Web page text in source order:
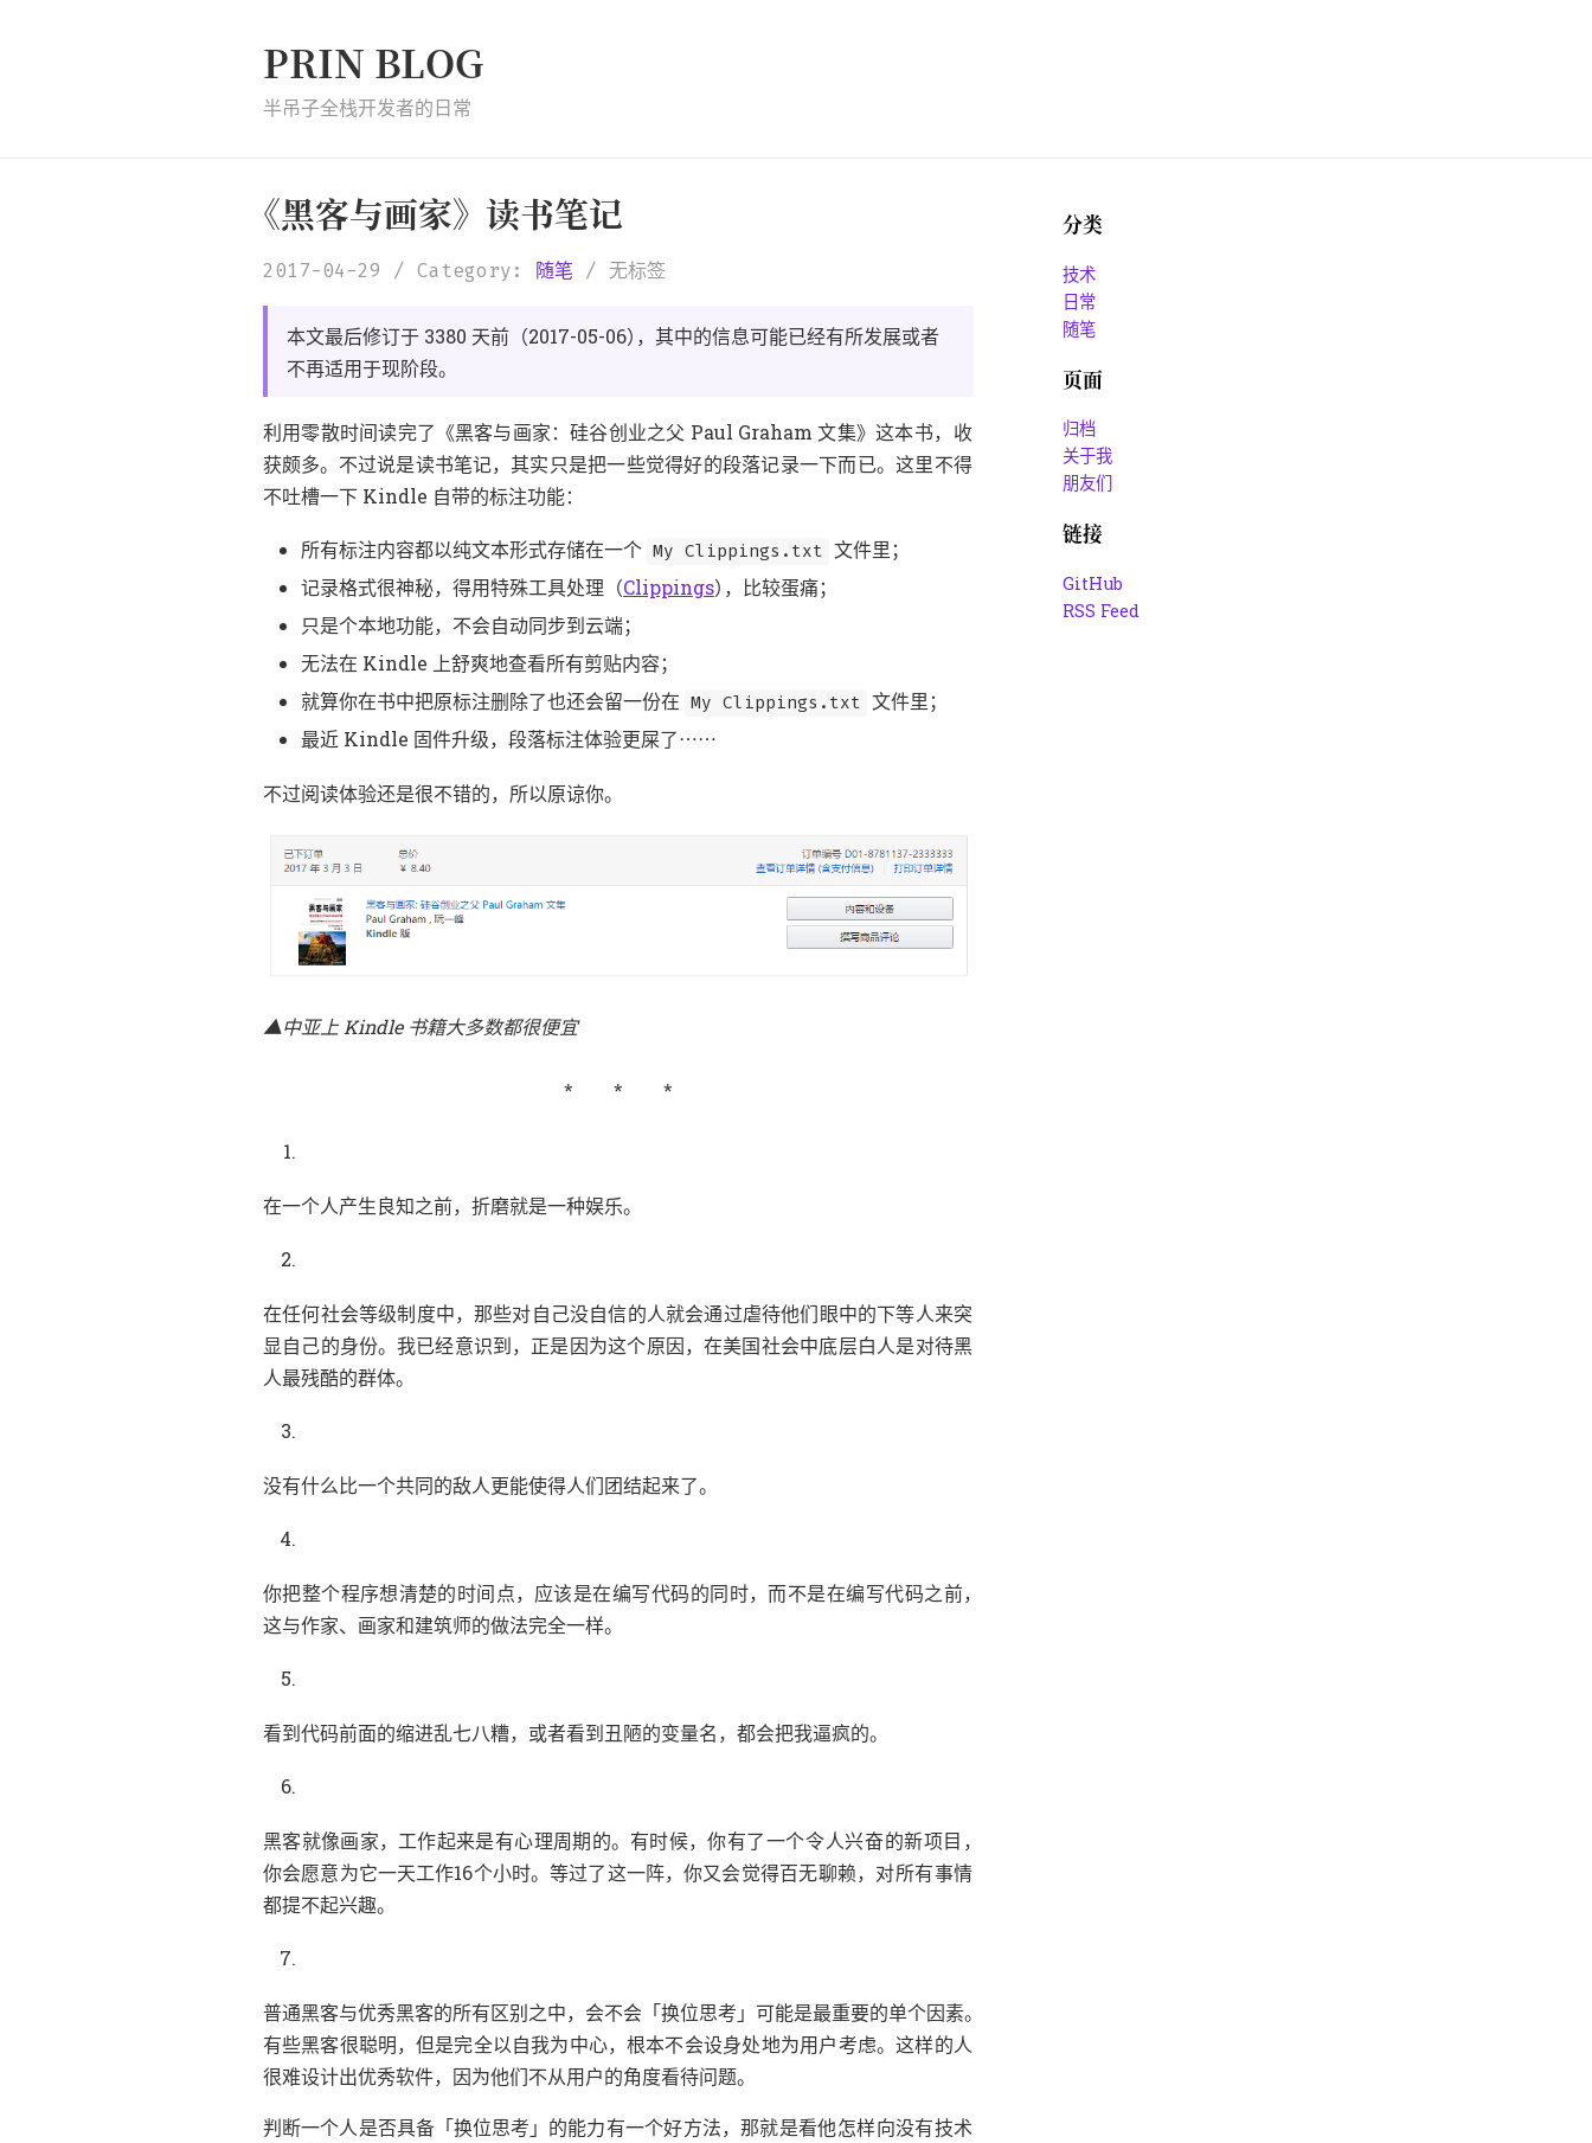
PRIN BLOG
半吊子全栈开发者的日常
《黑客与画家》 读书笔记
2017-04-29 Category: 随笔 无标签
本文最后修订于 3380 天前 （2017-05-06） ， 其中的信息可能已经有所发展或者
不再适用于现阶段。
利用零散时间读完了 《黑客与画家： 硅谷创业之父 Paul Graham 文集》 这本书， 收
获颇多。 不过说是读书笔记， 其实只是把一些觉得好的段落记录一下而已。 这里不得
不吐槽一下 Kindle 自带的标注功能：
所有标注内容都以纯文本形式存储在一个 My Clippings.txt 文件里；
记录格式很神秘， 得用特殊工具处理 （Clippings） ， 比较蛋痛；
只是个本地功能， 不会自动同步到云端；
无法在 Kindle 上舒爽地查看所有剪贴内容；
就算你在书中把原标注删除了也还会留一份在 My Clippings.txt 文件里；
最近 Kindle 固件升级， 段落标注体验更屎了……
不过阅读体验还是很不错的， 所以原谅你。
▲中亚上 Kindle 书籍大多数都很便宜
在一个人产生良知之前， 折磨就是一种娱乐。
在任何社会等级制度中， 那些对自己没自信的人就会通过虐待他们眼中的下等人来突
显自己的身份。 我已经意识到， 正是因为这个原因， 在美国社会中底层白人是对待黑
人最残酷的群体。
没有什么比一个共同的敌人更能使得人们团结起来了。
你把整个程序想清楚的时间点， 应该是在编写代码的同时， 而不是在编写代码之前，
这与作家、 画家和建筑师的做法完全一样。
看到代码前面的缩进乱七八糟， 或者看到丑陋的变量名， 都会把我逼疯的。
黑客就像画家， 工作起来是有心理周期的。 有时候， 你有了一个令人兴奋的新项目 ，
你会愿意为它一天工作16个小时。 等过了这一阵， 你又会觉得百无聊赖， 对所有事情
都提不起兴趣。
普通黑客与优秀黑客的所有区别之中， 会不会 「换位思考 」 可能是最重要的单个因素。
有些黑客很聪明， 但是完全以自我为中心， 根本不会设身处地为用户考虑。 这样的人
很难设计出优秀软件， 因为他们不从用户的角度看待问题。
判断一个人是否具备 「换位思考 」 的能力有一个好方法， 那就是看他怎样向没有技术
分类
技术
日常
随笔
页面
归档
关于我
朋友们
链接
GitHub
RSS Feed